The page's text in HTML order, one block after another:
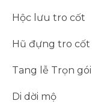
Hộc lưu tro cốt
Hũ đựng tro cốt
Tang lễ Trọn gói
Di dời mộ